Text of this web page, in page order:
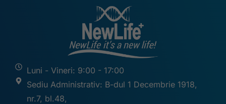
Luni - Vineri: 9:00 - 17:00
Sediu Administrativ: B-dul 1 Decembrie 1918,
nr.7, bl.48,